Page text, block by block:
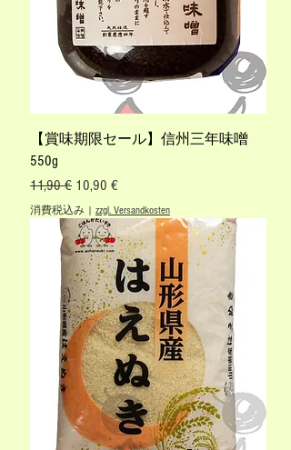
【賞味期限セール】信州三年味噌
550g
通常価格
11,90 € セール価格
10,90 €
消費税込み | zzgl. Versandkosten